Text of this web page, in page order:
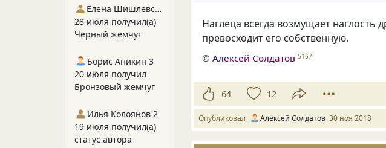
Наглеца всегда возмущает наглость
превосходит его собственную.
©Алексей Солдатов 5167
64 12
Опубликовал Алексей Солдатов 30 ноя 2018
Елена Шишлевская
28 июля получил(а)
Черный жемчуг
Борис Аникин 3
20 июля получил
Бронзовый жемчуг
Илья Колоянов 2
19 июля получил(а)
статус автора